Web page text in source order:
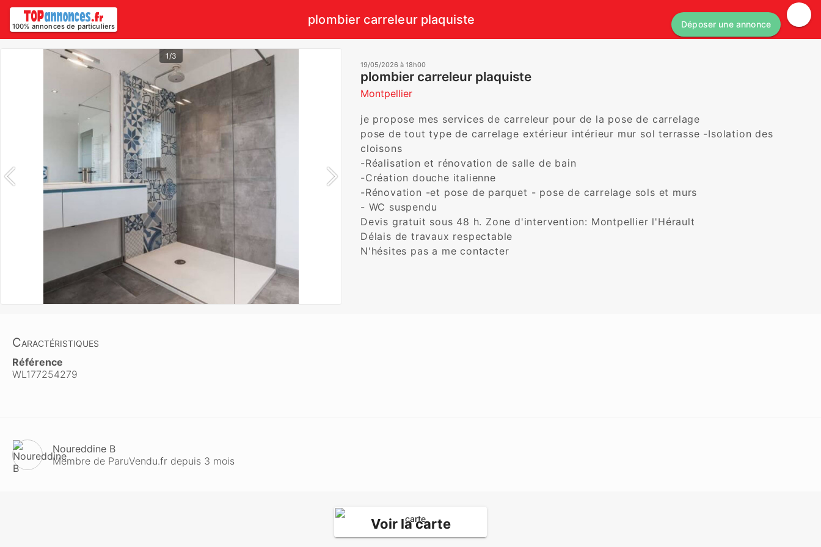
100% annonces de particuliers plombier carreleur plaquiste Déposer une annonce
1/3
19/05/2026 à 18h00
plombier carreleur plaquiste
Montpellier
je propose mes services de carreleur pour de la pose de carrelage
pose de tout type de carrelage extérieur intérieur mur sol terrasse -Isolation des
cloisons
-Réalisation et rénovation de salle de bain
-Création douche italienne
-Rénovation -et pose de parquet - pose de carrelage sols et murs
- WC suspendu
Devis gratuit sous 48 h. Zone d'intervention: Montpellier l'Hérault
Délais de travaux respectable
N'hésites pas a me contacter
Caractéristiques
Référence
WL177254279
Noureddine B
Membre de ParuVendu.fr depuis 3 mois
Voir la carte